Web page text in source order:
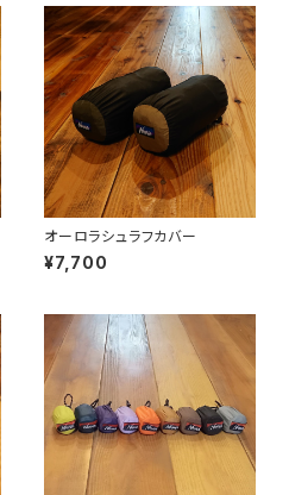
オーロラシュラフカバー
¥7,700